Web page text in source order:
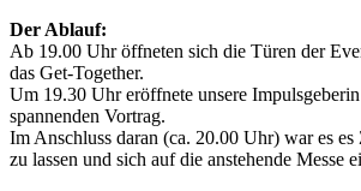
Der Ablauf:
Ab 19.00 Uhr öffneten sich die Türen der
das Get-Together.
Um 19.30 Uhr eröffnete unsere
spannenden Vortrag.
Im Anschluss daran (ca. 20.00 Uhr) war es es
zu lassen und sich auf die anstehende Messe